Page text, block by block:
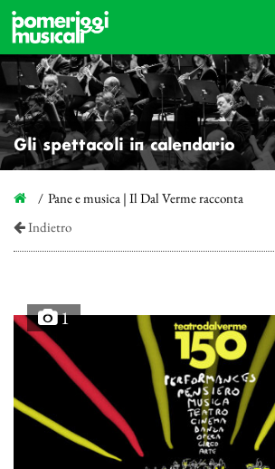
Gli spettacoli in calendario
Pane e musica | Il Dal Verme racconta
Indietro
1